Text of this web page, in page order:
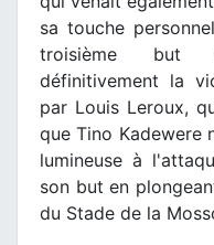
sa touche
troisième but
définitivement la
par Louis Leroux,
que Tino Kadewere
lumineuse à
son but en
du Stade de la